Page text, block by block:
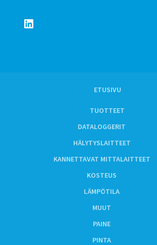
LinkedIn
ETUSIVU
TUOTTEET
DATALOGGERIT
HÄLYTYSLAITTEET
KANNETTAVAT MITTALAITTEET
KOSTEUS
LÄMPÖTILA
MUUT
PAINE
PINTA